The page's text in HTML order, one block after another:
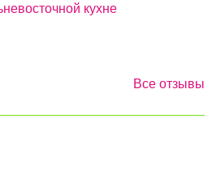
кухне
Все отзывы